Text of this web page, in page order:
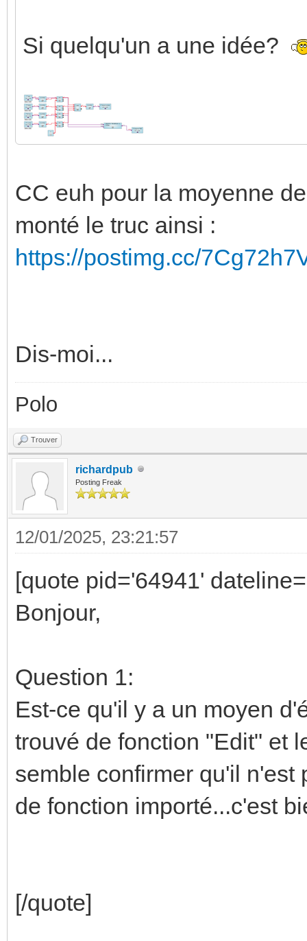
Si quelqu'un a une idée?
CC euh pour la moyenne
monté le truc ainsi :
https://postimg.cc/
Dis-moi...
Polo
Trouver
richardpub
Posting Freak
12/01/2025, 23:21:57
[quote pid='64941'
Bonjour,
Question 1:
Est-ce qu'il y a un moyen
trouvé de fonction "Edit" et
semble confirmer qu'il
de fonction importé...c'est
[/quote]